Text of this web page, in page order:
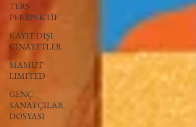
TERS
PERSPEKTİF
KAYIT DIŞI
CİNAYETLER
MAMUT
LIMITED
GENÇ
SANATÇILAR
DOSYASI